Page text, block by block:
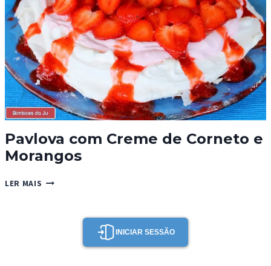
Pavlova com Creme de Corneto e
Morangos
LER MAIS PAVLOVA
INICIAR SESSÃO